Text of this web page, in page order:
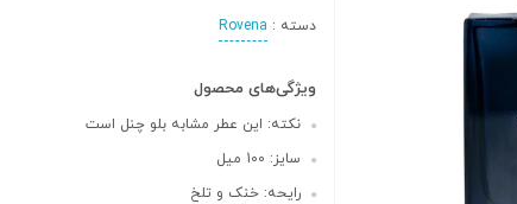
دسته : Rovena
ویژگی‌های محصول
نکته: این عطر مشابه بلو چنل است
سایز: 100 میل
رایحه: خنک و تلخ